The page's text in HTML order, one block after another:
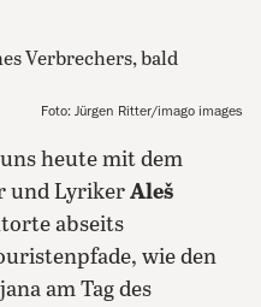
Foto: Jürgen Ritter/imago images
heute mit dem
und Lyriker Aleš
abseits
wie den
am Tag des